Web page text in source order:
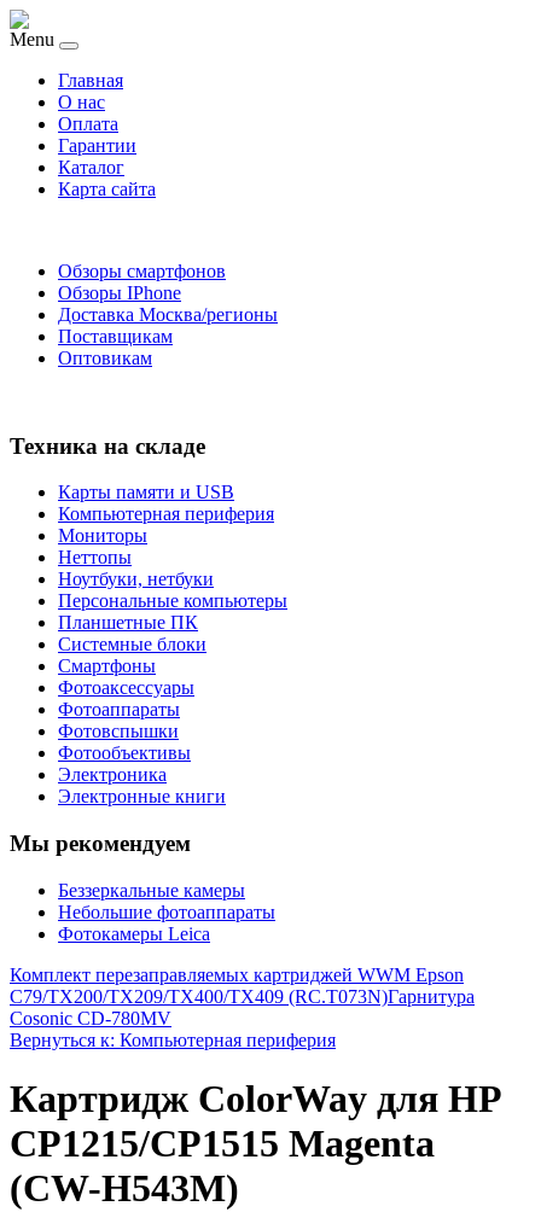
Menu
Главная
O нас
Оплата
Гарантии
Каталог
Карта сайта
Обзоры смартфонов
Обзоры IPhone
Доставка Москва/регионы
Поставщикам
Оптовикам
Техника на складе
Карты памяти и USB
Компьютерная периферия
Мониторы
Неттопы
Ноутбуки, нетбуки
Персональные компьютеры
Планшетные ПК
Системные блоки
Смартфоны
Фотоаксессуары
Фотоаппараты
Фотовспышки
Фотообъективы
Электроника
Электронные книги
Мы рекомендуем
Беззеркальные камеры
Небольшие фотоаппараты
Фотокамеры Leica
Комплект перезаправляемых картриджей WWM Epson
C79/TX200/TX209/TX400/TX409 (RC.T073N)Гарнитура
Cosonic CD-780MV
Вернуться к: Компьютерная периферия
Картридж ColorWay для HP
CP1215/CP1515 Magenta
(CW-H543M)